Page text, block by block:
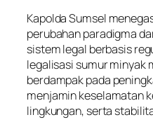
Kapolda Sumsel
perubahan paradigma
sistem legal berbasis
legalisasi sumur minyak
berdampak pada
menjamin keselamatan
lingkungan, serta